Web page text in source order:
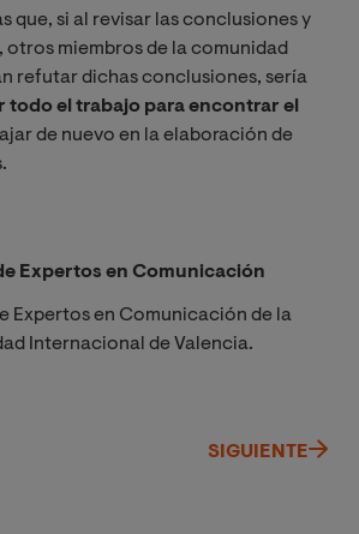
que, si al revisar las conclusiones y
otros miembros de la comunidad
refutar dichas conclusiones, sería
todo el trabajo para encontrar el
de nuevo en la elaboración de
Expertos en Comunicación
Expertos en Comunicación de la
Internacional de Valencia.
SIGUIENTE